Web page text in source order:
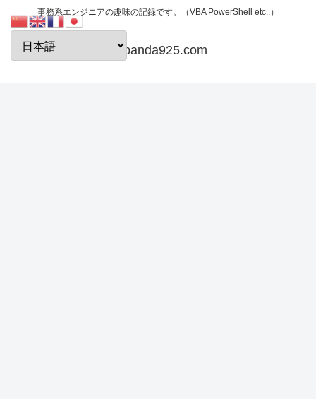
事務系エンジニアの趣味の記録です。（VBA PowerShell etc..）
papanda925.com